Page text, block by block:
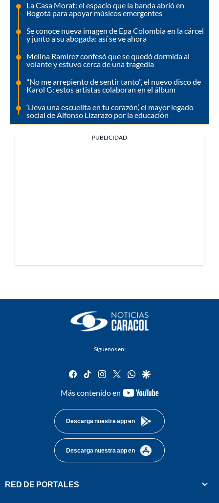
La Casa Morat: el espacio que la banda abrió en
Bogotá para apoyar músicos emergentes
Se conoce nueva imagen de Epa Colombia en la cárcel
y junto a su abogada: así se ve ahora
Melina Ramírez confesó que se quedó dormida al
volante y estuvo cerca de una tragedia
"No me arrepiento de sentir tanto", el nuevo disco de
Karol G: estos artistas colaboran en el álbum
‘Lleva una escuelita en tu corazón’, el mayor legado
social de Alfonso Lizarazo por la educación
PUBLICIDAD
Síguenos en:
facebook
tiktok instagram
twitterwhatsapp
google
Más contenido en
youtube-
Descarga nuestra app en
Descarga nuestra app en
RED DE PORTALES